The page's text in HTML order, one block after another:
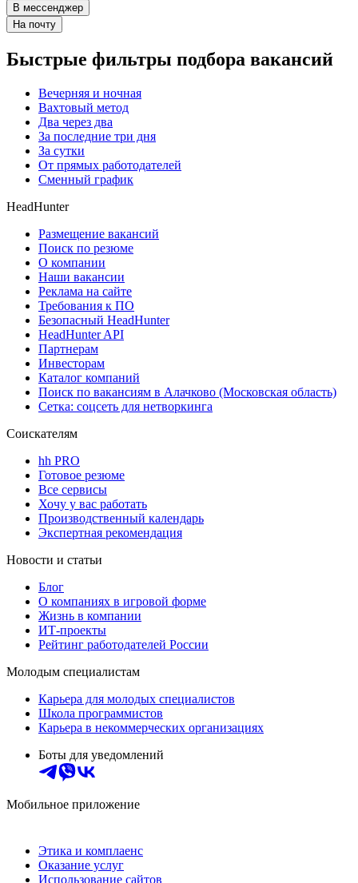
В мессенджер
На почту
Быстрые фильтры подбора вакансий
Вечерняя и ночная
Вахтовый метод
Два через два
За последние три дня
За сутки
От прямых работодателей
Сменный график
HeadHunter
Размещение вакансий
Поиск по резюме
О компании
Наши вакансии
Реклама на сайте
Требования к ПО
Безопасный HeadHunter
HeadHunter API
Партнерам
Инвесторам
Каталог компаний
Поиск по вакансиям в Алачково (Московская область)
Сетка: соцсеть для нетворкинга
Соискателям
hh PRO
Готовое резюме
Все сервисы
Хочу у вас работать
Производственный календарь
Экспертная рекомендация
Новости и статьи
Блог
О компаниях в игровой форме
Жизнь в компании
ИТ-проекты
Рейтинг работодателей России
Молодым специалистам
Карьера для молодых специалистов
Школа программистов
Карьера в некоммерческих организациях
Боты для уведомлений
Мобильное приложение
Этика и комплаенс
Оказание услуг
Использование сайтов